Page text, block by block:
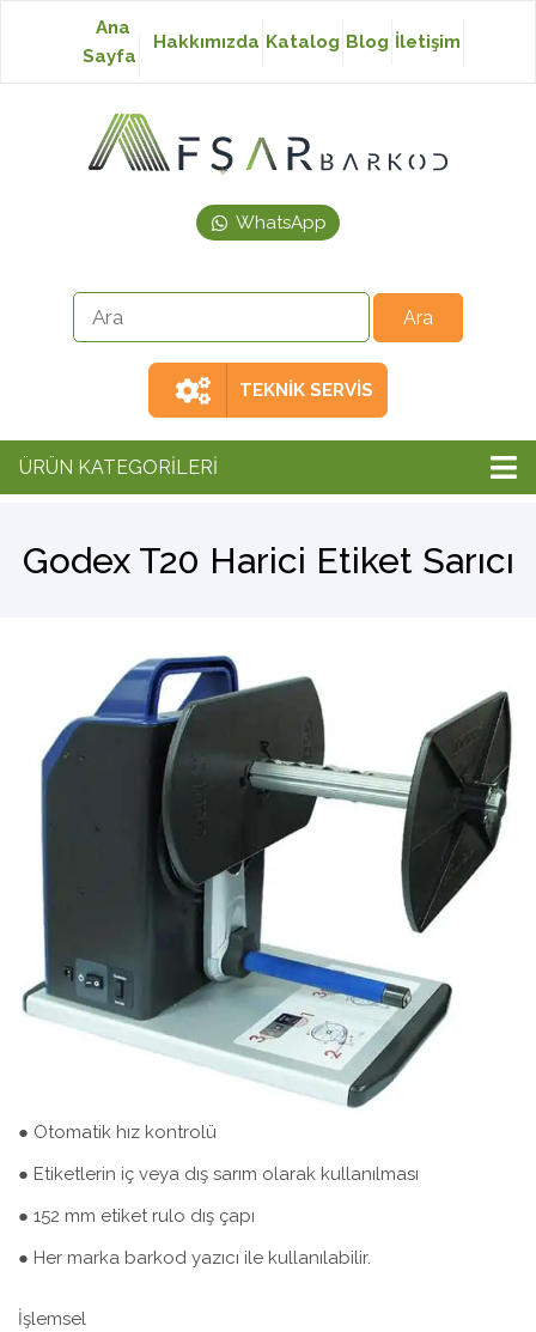
Baskısız Etiket
Japon Akmaz Yıkama
Ribon
El Terminali
Ana
Sayfa
Hakkımızda Katalog Blog İletişim
WhatsApp
TEKNİK SERVİS
ÜRÜN KATEGORİLERİ
Godex T20 Harici Etiket Sarıcı
● Otomatik hız kontrolü
● Etiketlerin iç veya dış sarım olarak kullanılması
● 152 mm etiket rulo dış çapı
● Her marka barkod yazıcı ile kullanılabilir.
İşlemsel